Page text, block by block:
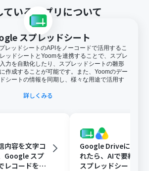
ているアプリについて
スプレッドシート
レッドシートのAPIをノーコードで活用するこ
ッドシートとYoomを連携することで、スプレ
力を自動化したり、スプレッドシートの雛形
作成することが可能です。また、Yoomのデー
シートの情報を同期し、様々な用途で活用す
詳しくみる
内容を文字コ
Google スプ
レコードを追
Google Driveに文書
れたら、AIで要約し
スプレッドシートの